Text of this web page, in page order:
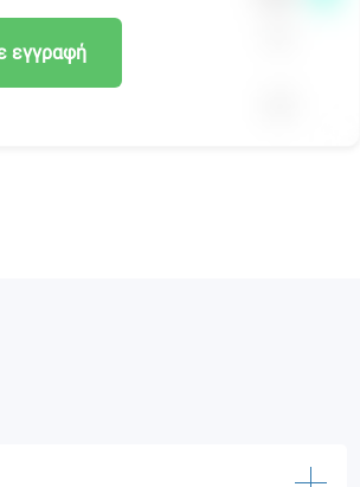
εγγραφή